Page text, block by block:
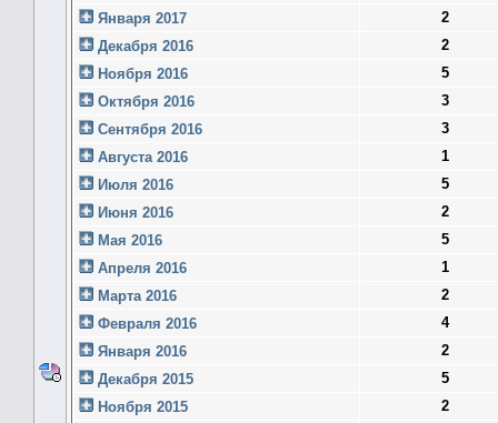
Января 2017
2
Декабря 2016
2
Ноября 2016
5
Октября 2016
3
Сентября 2016
3
Августа 2016
1
Июля 2016
5
Июня 2016
2
Мая 2016
5
Апреля 2016
1
Марта 2016
2
Февраля 2016
4
Января 2016
2
Декабря 2015
5
Ноября 2015
2